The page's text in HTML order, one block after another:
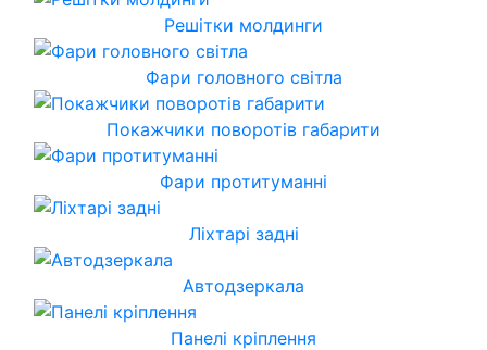
Решітки молдинги
Фари головного світла
Покажчики поворотів габарити
Фари протитуманні
Ліхтарі задні
Автодзеркала
Панелі кріплення